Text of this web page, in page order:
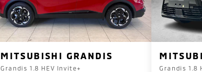
MITSUBISHI GRANDIS
Grandis 1.8 HEV Invite+ Grandis 1.8